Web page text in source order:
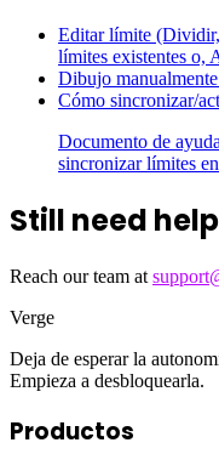
Editar límite
límites existentes o,
Dibujo
Cómo sincronizar/
Documento de
sincronizar límites
Still need
Reach our team at
Verge
Deja de esperar la
Empieza a desbloquearla.
Productos